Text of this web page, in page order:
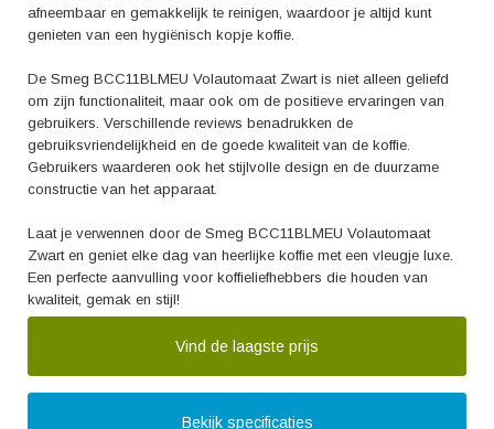
afneembaar en gemakkelijk te reinigen, waardoor je altijd kunt
genieten van een hygiënisch kopje koffie.
De Smeg BCC11BLMEU Volautomaat Zwart is niet alleen geliefd
om zijn functionaliteit, maar ook om de positieve ervaringen van
gebruikers. Verschillende reviews benadrukken de
gebruiksvriendelijkheid en de goede kwaliteit van de koffie.
Gebruikers waarderen ook het stijlvolle design en de duurzame
constructie van het apparaat.
Laat je verwennen door de Smeg BCC11BLMEU Volautomaat
Zwart en geniet elke dag van heerlijke koffie met een vleugje luxe.
Een perfecte aanvulling voor koffieliefhebbers die houden van
kwaliteit, gemak en stijl!
Vind de laagste prijs
Bekijk specificaties